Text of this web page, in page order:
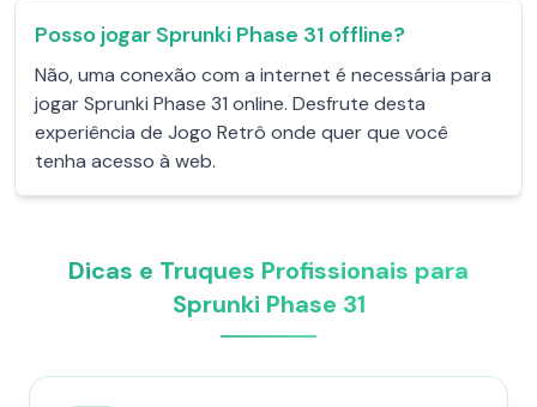
Posso jogar Sprunki Phase 31 offline?
Não, uma conexão com a internet é necessária para
jogar Sprunki Phase 31 online. Desfrute desta
experiência de Jogo Retrô onde quer que você
tenha acesso à web.
Dicas e Truques Profissionais para
Sprunki Phase 31